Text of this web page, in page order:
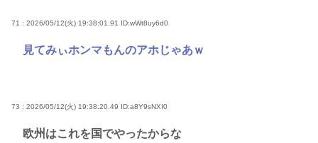
71 : 2026/05/12(火) 19:38:01.91 ID:wWt8uy6d0
見てみぃホンマもんのアホじゃあｗ
73 : 2026/05/12(火) 19:38:20.49 ID:a8Y9sNXI0
欧州はこれを国でやったからな